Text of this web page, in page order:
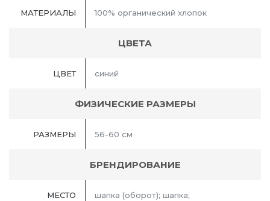
МАТЕРИАЛЫ 100% органический хлопок
ЦВЕТА
ЦВЕТ синий
ФИЗИЧЕСКИЕ РАЗМЕРЫ
РАЗМЕРЫ 56-60 см
БРЕНДИРОВАНИЕ
МЕСТО шапка (оборот); шапка;